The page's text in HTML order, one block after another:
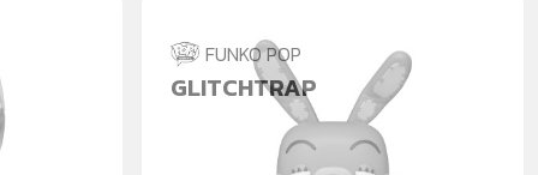
FUNKO POP
GLITCHTRAP